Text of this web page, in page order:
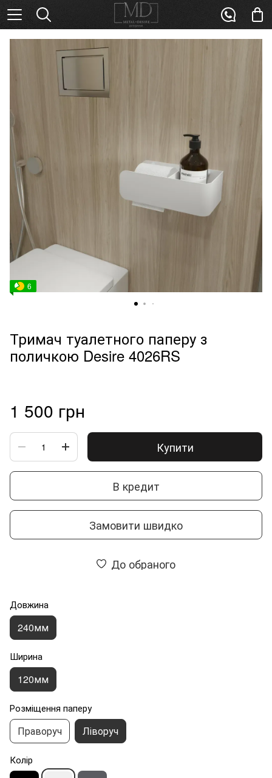
6
Тримач туалетного паперу з
поличкою Desire 4026RS
1 500 грн
Купити
В кредит
Замовити швидко
До обраного
Довжина
240мм
Ширина
120мм
Розміщення паперу
Праворуч Ліворуч
Колір